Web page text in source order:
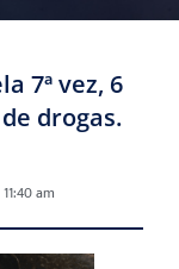
7ª vez, 6
drogas.
11:40 am